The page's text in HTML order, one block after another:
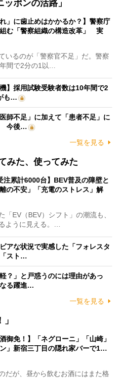
ポンの活路」
れ」に歯止めはかかるか？】警察庁
む「警察組織の構造改革」 実
いるのが「警察官不足」だ。警察
間で2分の1以…
】採用試験受験者数は10年間で2
も…
師不足」に加えて「患者不足」に
今後…
一覧を見る
みた、使ってみた
注累計6000台】BEV普及の障壁と
の不安」「充電のストレス」解
EV（BEV）シフト」の潮流も、
ように見える。…
アな状況で実感した「フォレスタ
スト…
？」と戸惑うのには理由があっ
る躍進…
一覧を見る
御免！】「ネグローニ」「山崎」
ン」新宿三丁目の隠れ家バーで1…
だが、昼から飲むお酒にはまた格